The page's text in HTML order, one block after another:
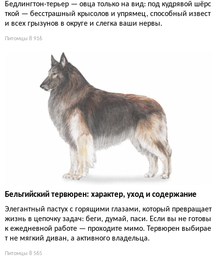
Бедлингтон-терьер — овца только на вид: под кудрявой шёрс
ткой — бесстрашный крысолов и упрямец, способный извест
и всех грызунов в округе и слегка ваши нервы.
Питомцы 8 916
Бельгийский тервюрен: характер, уход и содержание
Элегантный пастух с горящими глазами, который превращает
жизнь в цепочку задач: беги, думай, паси. Если вы не готовы
к ежедневной работе — проходите мимо. Тервюрен выбирае
т не мягкий диван, а активного владельца.
Питомцы 8 565